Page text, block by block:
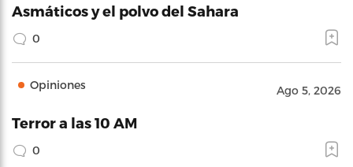
Asmáticos y el polvo del Sahara
0
Opiniones Ago 5, 2026
Terror a las 10 AM
0